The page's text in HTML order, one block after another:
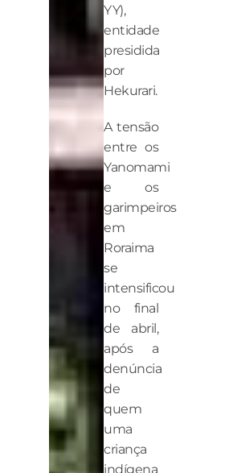
YY),
entidade
presidida
por
Hekurari.
A tensão
entre os
Yanomami
e os
garimpeiros
em
Roraima
se
intensificou
no final
de abril,
após a
denúncia
de
quem
uma
criança
indígena